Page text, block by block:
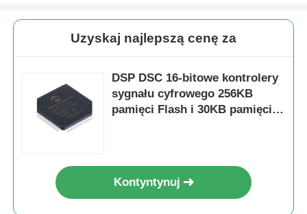
Uzyskaj najlepszą cenę za
DSP DSC 16-bitowe kontrolery
sygnału cyfrowego 256KB
pamięci Flash i 30KB pamięci
Kontyntynuj